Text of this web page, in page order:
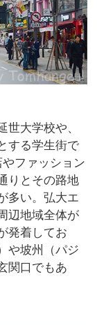
世大学校や、
する学生街で
ファッション
りとその路地
多い。弘大エ
辺地域全体が
発着してお
や坡州（パジ
関口でもあ